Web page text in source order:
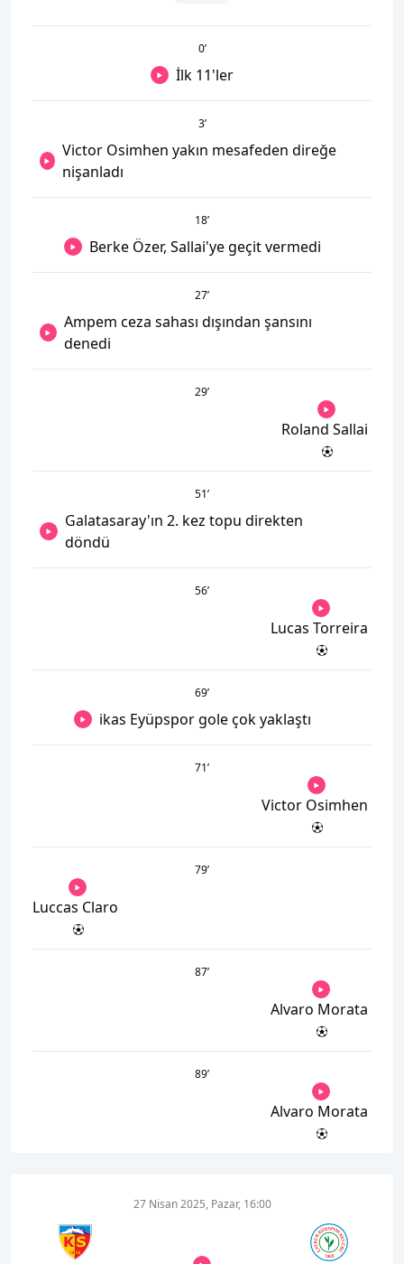
0’
İlk 11'ler
3’
Victor Osimhen yakın mesafeden direğe
nişanladı
18’
Berke Özer, Sallai'ye geçit vermedi
27’
Ampem ceza sahası dışından şansını
denedi
29’
Roland Sallai
51’
Galatasaray'ın 2. kez topu direkten
döndü
56’
Lucas Torreira
69’
ikas Eyüpspor gole çok yaklaştı
71’
Victor Osimhen
79’
Luccas Claro
87’
Alvaro Morata
89’
Alvaro Morata
27 Nisan 2025, Pazar, 16:00